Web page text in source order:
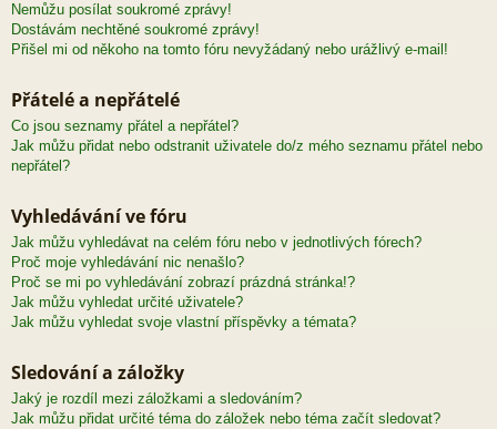
Nemůžu posílat soukromé zprávy!
Dostávám nechtěné soukromé zprávy!
Přišel mi od někoho na tomto fóru nevyžádaný nebo urážlivý e-mail!
Přátelé a nepřátelé
Co jsou seznamy přátel a nepřátel?
Jak můžu přidat nebo odstranit uživatele do/z mého seznamu přátel nebo
nepřátel?
Vyhledávání ve fóru
Jak můžu vyhledávat na celém fóru nebo v jednotlivých fórech?
Proč moje vyhledávání nic nenašlo?
Proč se mi po vyhledávání zobrazí prázdná stránka!?
Jak můžu vyhledat určité uživatele?
Jak můžu vyhledat svoje vlastní příspěvky a témata?
Sledování a záložky
Jaký je rozdíl mezi záložkami a sledováním?
Jak můžu přidat určité téma do záložek nebo téma začít sledovat?